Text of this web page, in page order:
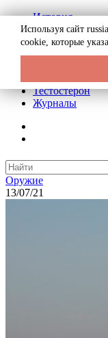
История
Биография
Криминал
Реклама на
Тестостерон
Журналы
Оружие
13/07/21
Используя сайт
cookie, которые